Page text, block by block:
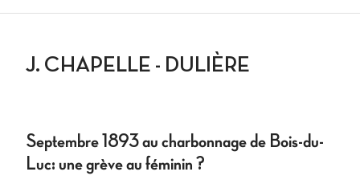
J. CHAPELLE - DULIÈRE
Septembre 1893 au charbonnage de Bois-du-
Luc: une grève au féminin ?